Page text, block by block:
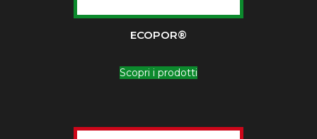
ECOPOR®
Scopri i prodotti